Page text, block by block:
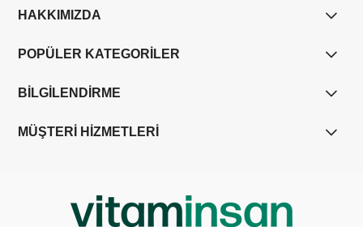
HAKKIMIZDA
POPÜLER KATEGORİLER
BİLGİLENDİRME
MÜŞTERİ HİZMETLERİ